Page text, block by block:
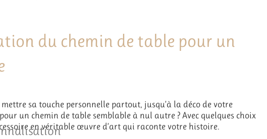
du chemin de table pour un
sa touche personnelle partout, jusqu’à la déco de votre
un chemin de table semblable à nul autre ? Avec quelques choix
en véritable œuvre d’art qui raconte votre histoire.